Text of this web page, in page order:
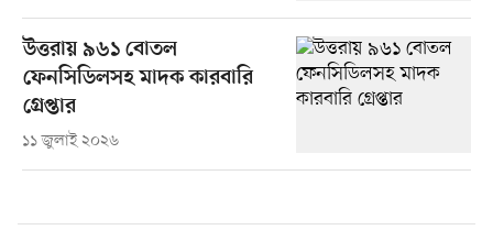
উত্তরায় ৯৬১ বোতল
ফেনসিডিলসহ মাদক কারবারি
গ্রেপ্তার
১১ জুলাই ২০২৬